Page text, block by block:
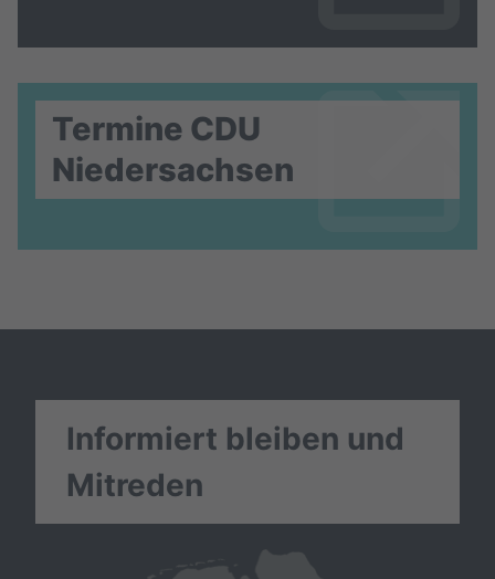
Termine CDU
Niedersachsen
Informiert bleiben und
Mitreden